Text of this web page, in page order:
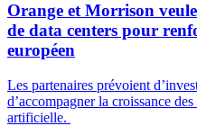
Orange et Morrison
de data centers pour
européen
Les partenaires prévoient
d’accompagner la croissance
artificielle.